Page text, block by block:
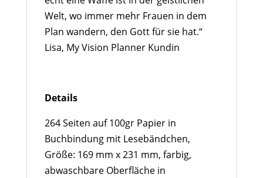
Welt, wo immer mehr Frauen in dem
Plan wandern, den Gott für sie hat.“
Lisa, My Vision Planner Kundin
Details
264 Seiten auf 100gr Papier in
Buchbindung mit Lesebändchen,
Größe: 169 mm x 231 mm, farbig,
abwaschbare Oberfläche in